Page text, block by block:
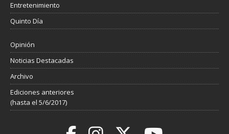
Entretenimiento
Quinto Día
Opinión
Noticias Destacadas
Archivo
Ediciones anteriores
(hasta el 5/6/2017)